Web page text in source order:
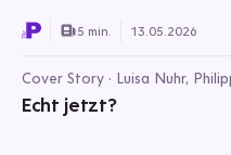
5 min. 13.05.2026
Cover Story · Luisa Nuhr,
Heisterhagen, Karina
Packroff, Magdalena Thiele,
Echt jetzt?